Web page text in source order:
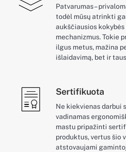
Patvarumas –
todėl mūsų atrinkti
aukščiausios
mechanizmus. Tokie
ilgus metus, mažina
išlaidavimą, bet ir
Sertifikuota
Ne kiekvienas darbui
vadinamas
mastu pripažinti
produktus, vertus šio
atstovaujami